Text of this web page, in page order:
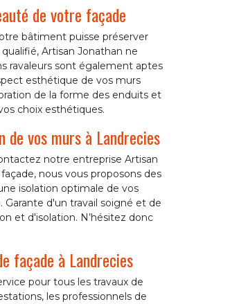
de votre façade
bâtiment puisse préserver
Artisan Jonathan ne
ravaleurs sont également aptes
esthétique de vos murs
de la forme des enduits et
choix esthétiques.
de vos murs à Landrecies
notre entreprise Artisan
nous vous proposons des
isolation optimale de vos
d'un travail soigné et de
et d'isolation. N’hésitez donc
façade à Landrecies
pour tous les travaux de
les professionnels de